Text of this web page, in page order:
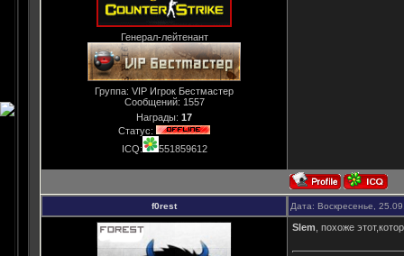
Генерал-лейтенант
Группа: VIP Игрок Бестмастер
Сообщений: 1557
Награды: 17
Статус:
ICQ:
551859612
f0rest Дата: Воскресенье,
Slem , похоже